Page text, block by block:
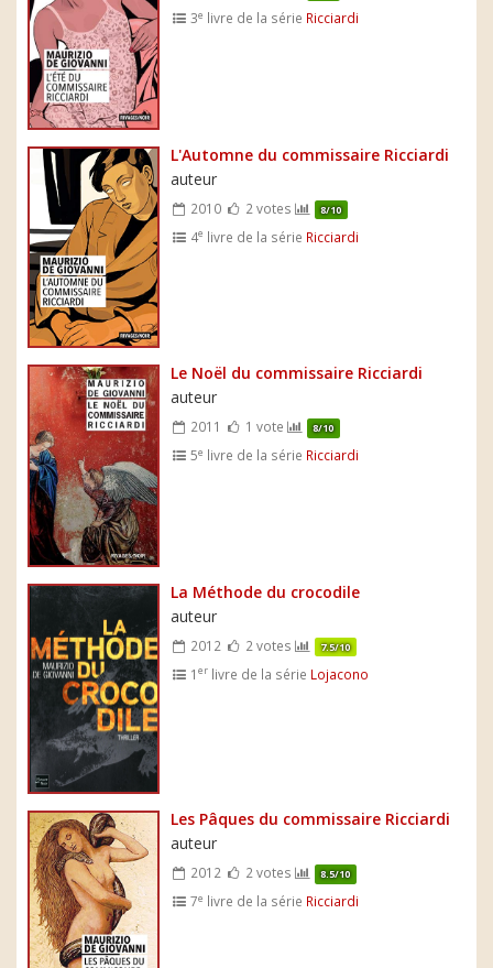
3e livre de la série Ricciardi
L'Automne du commissaire Ricciardi
auteur
2010 2 votes 8/10
4e livre de la série Ricciardi
Le Noël du commissaire Ricciardi
auteur
2011 1 vote 8/10
5e livre de la série Ricciardi
La Méthode du crocodile
auteur
2012 2 votes 7.5/10
1er livre de la série Lojacono
Les Pâques du commissaire Ricciardi
auteur
2012 2 votes 8.5/10
7e livre de la série Ricciardi